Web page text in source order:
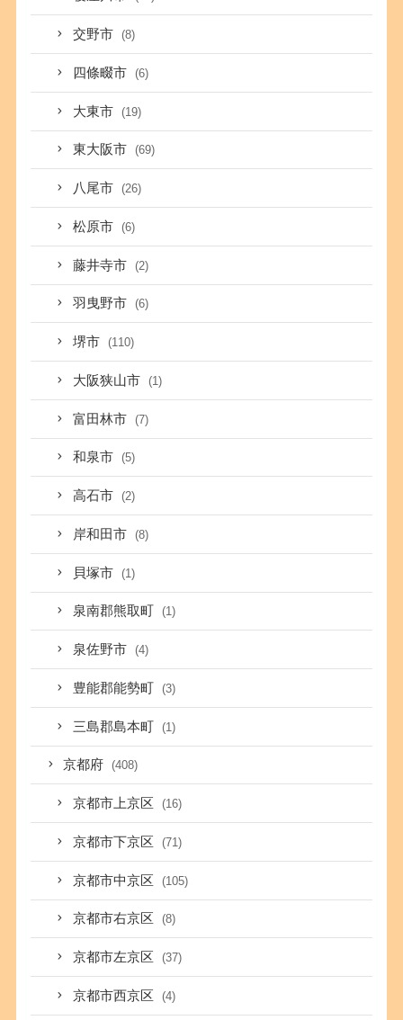
交野市 (8)
四條畷市 (6)
大東市 (19)
東大阪市 (69)
八尾市 (26)
松原市 (6)
藤井寺市 (2)
羽曳野市 (6)
堺市 (110)
大阪狭山市 (1)
富田林市 (7)
和泉市 (5)
高石市 (2)
岸和田市 (8)
貝塚市 (1)
泉南郡熊取町 (1)
泉佐野市 (4)
豊能郡能勢町 (3)
三島郡島本町 (1)
京都府 (408)
京都市上京区 (16)
京都市下京区 (71)
京都市中京区 (105)
京都市右京区 (8)
京都市左京区 (37)
京都市西京区 (4)